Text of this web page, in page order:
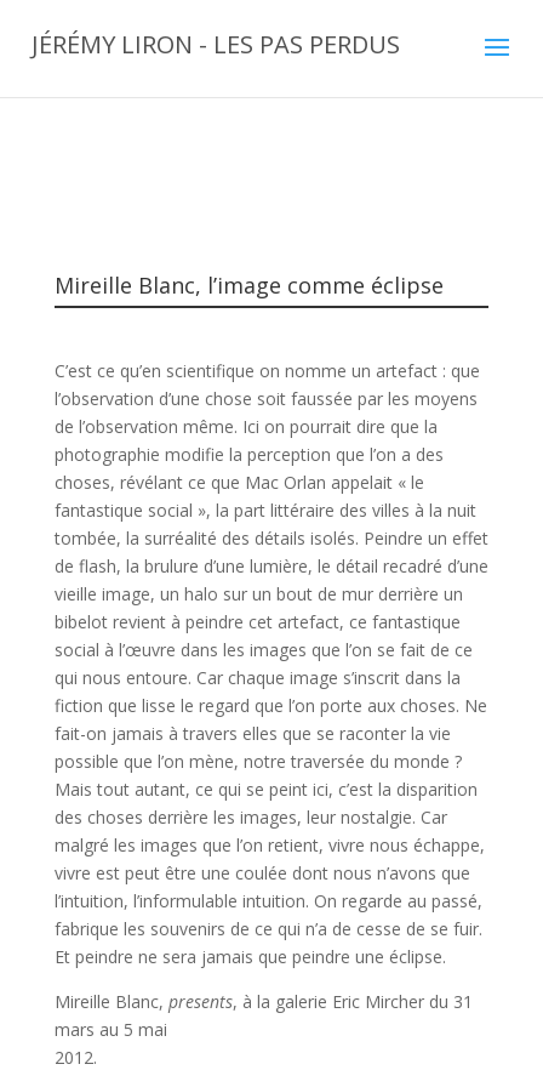
JÉRÉMY LIRON - LES PAS PERDUS
Mireille Blanc, l’image comme éclipse
C’est ce qu’en scientifique on nomme un artefact : que
l’observation d’une chose soit faussée par les moyens
de l’observation même. Ici on pourrait dire que la
photographie modifie la perception que l’on a des
choses, révélant ce que Mac Orlan appelait « le
fantastique social », la part littéraire des villes à la nuit
tombée, la surréalité des détails isolés. Peindre un effet
de flash, la brulure d’une lumière, le détail recadré d’une
vieille image, un halo sur un bout de mur derrière un
bibelot revient à peindre cet artefact, ce fantastique
social à l’œuvre dans les images que l’on se fait de ce
qui nous entoure. Car chaque image s’inscrit dans la
fiction que lisse le regard que l’on porte aux choses. Ne
fait-on jamais à travers elles que se raconter la vie
possible que l’on mène, notre traversée du monde ?
Mais tout autant, ce qui se peint ici, c’est la disparition
des choses derrière les images, leur nostalgie. Car
malgré les images que l’on retient, vivre nous échappe,
vivre est peut être une coulée dont nous n’avons que
l’intuition, l’informulable intuition. On regarde au passé,
fabrique les souvenirs de ce qui n’a de cesse de se fuir.
Et peindre ne sera jamais que peindre une éclipse.
Mireille Blanc, presents, à la galerie Eric Mircher du 31
mars au 5 mai
2012.